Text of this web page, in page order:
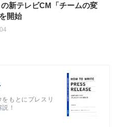
新テレビCM「チームの変
開始
もとにプレスリ
！